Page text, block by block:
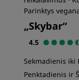
Parinktys
„Skybar“
4.5
Sekmadienis iki
Penktadienis ir